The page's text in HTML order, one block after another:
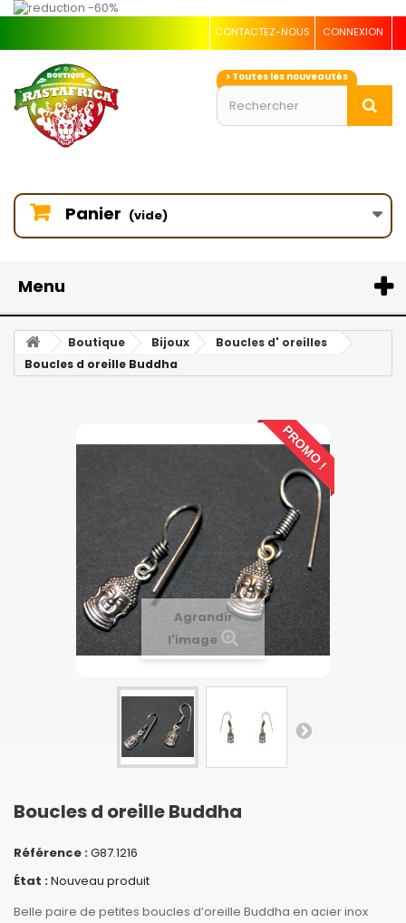
CONNEXION
CONTACTEZ-NOUS
> Toutes les nouveautés
Panier (vide)
Menu
Boutique Bijoux
Boucles d' oreilles
Boucles d oreille Buddha
PROMO !
Agrandir
l'image
Boucles d oreille Buddha
Référence :G87.1216
État :Nouveau produit
Belle paire de petites boucles d’oreille Buddha en acier inox